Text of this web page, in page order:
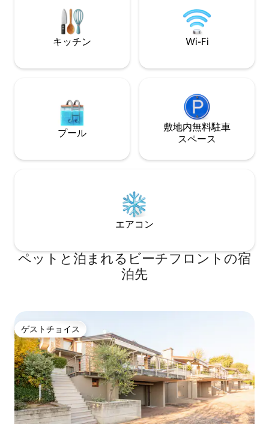
リネン付き - 広い庭（入居者と共有） - ビ
ーチへの直接アクセス
ことができます。
キッチン Wi-Fi
プール
敷地内無料駐⁠車
ス⁠ペ⁠ー⁠ス
エアコン
ペットと泊まれるビーチフロントの宿
泊先
ゲストチョイス
ゲストチョイス